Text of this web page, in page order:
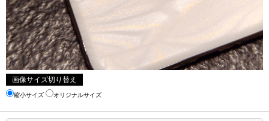
画像サイズ切り替え
縮小サイズ オリジナルサイズ